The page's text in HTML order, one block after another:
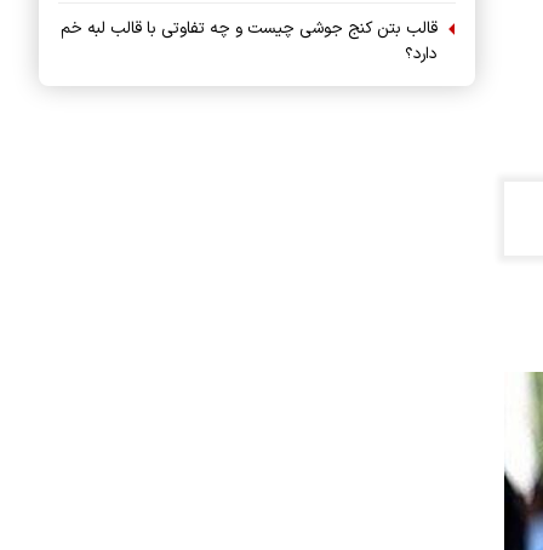
قالب بتن کنج جوشی چیست و چه تفاوتی با قالب لبه خم
دارد؟